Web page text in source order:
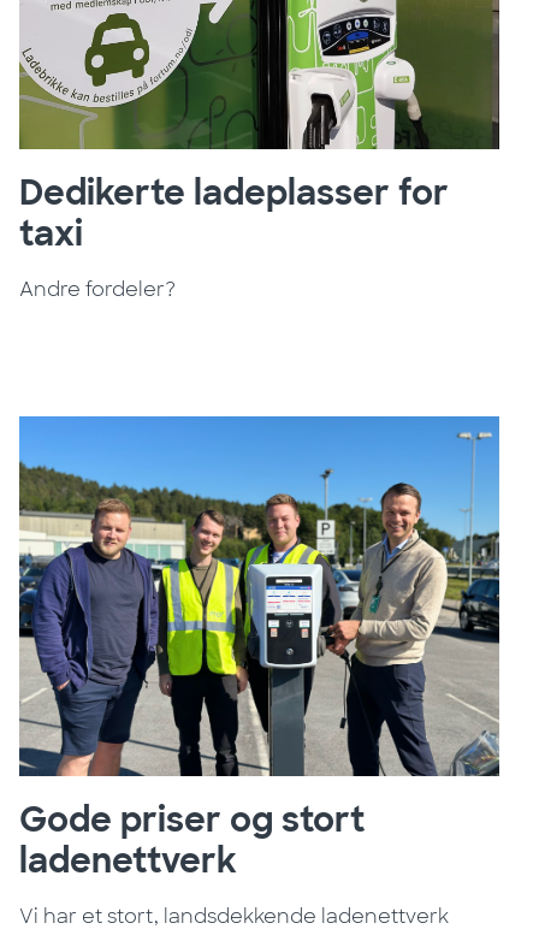
Dedikerte ladeplasser for
taxi
Andre fordeler?
Gode priser og stort
ladenettverk
Vi har et stort, landsdekkende ladenettverk